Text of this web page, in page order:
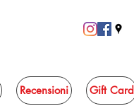
Recensioni Gift Card